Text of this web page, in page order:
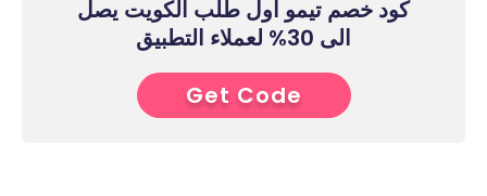
كود خصم تيمو اول طلب الكويت يصل
الى 30% لعملاء التطبيق
1****
Get Code